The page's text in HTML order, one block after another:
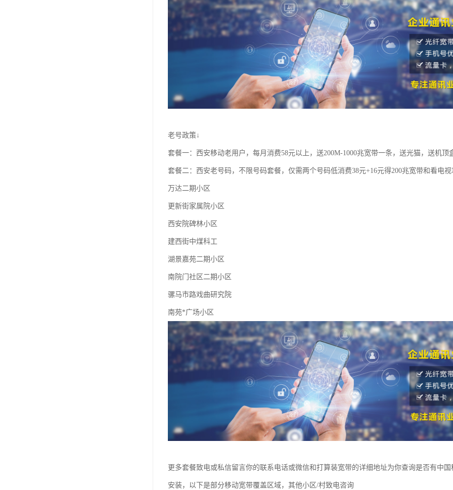
老号政策↓
套餐一：西安移动老用户，每月消费58元以上，送200M-1000兆宽带一条，送光猫，送机顶
套餐二：西安老号码，不限号码套餐，仅需两个号码低消费38元+16元得200兆宽带和看电视
万达二期小区
更新街家属院小区
西安院碑林小区
建西街中煤科工
湖景嘉苑二期小区
南院门社区二期小区
骡马市路戏曲研究院
南苑*广场小区
更多套餐致电或私信留言你的联系电话或微信和打算装宽带的详细地址为你查询是否有中
安装，以下是部分移动宽带覆盖区域，其他小区/村致电咨询